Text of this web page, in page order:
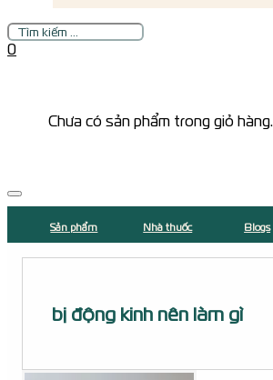
Tìm
kiếm
0
Chưa có sản phẩm trong giỏ hàng.
Sản phẩm Nhà thuốc Blogs
bị động kinh nên làm gì